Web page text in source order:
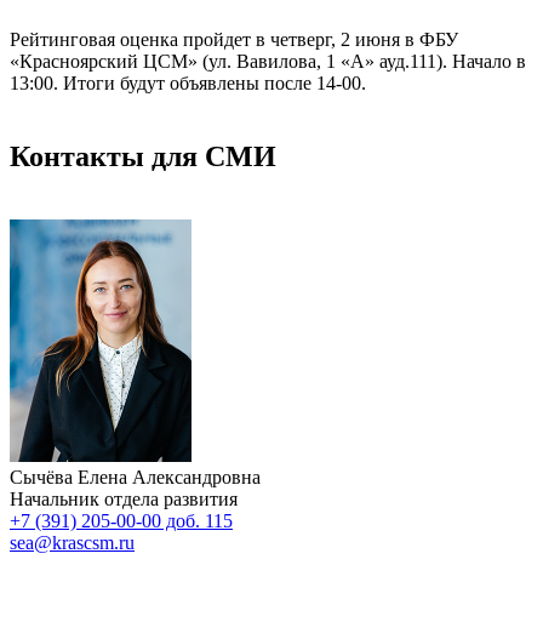
Рейтинговая оценка пройдет в четверг, 2 июня в ФБУ
«Красноярский ЦСМ» (ул. Вавилова, 1 «А» ауд.111). Начало в
13:00. Итоги будут объявлены после 14-00.
Контакты для СМИ
Сычёва Елена Александровна
Начальник отдела развития
+7 (391) 205-00-00 доб. 115
sea@krascsm.ru